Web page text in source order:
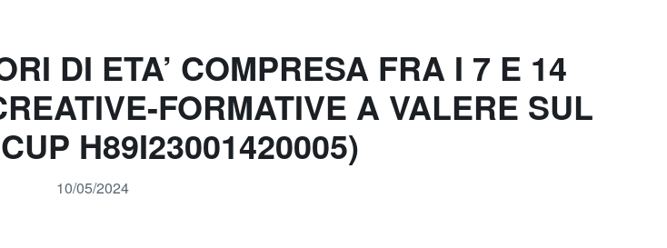
DI ETA’ COMPRESA FRA I 7 E 14
FORMATIVE A VALERE SUL
H89I23001420005)
10/05/2024